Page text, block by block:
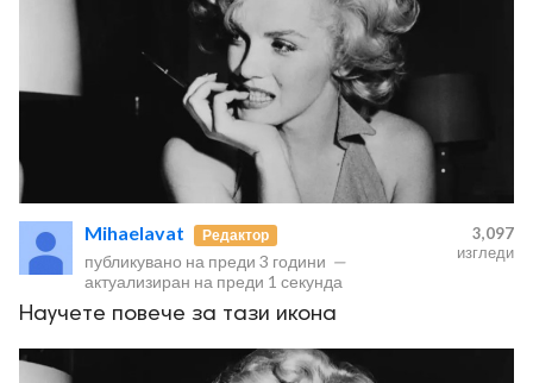
Mihaelavat Редактор
публикувано на преди 3 години —
актуализиран на преди 1 секунда
3,097
изгледи
Научете повече за тази икона